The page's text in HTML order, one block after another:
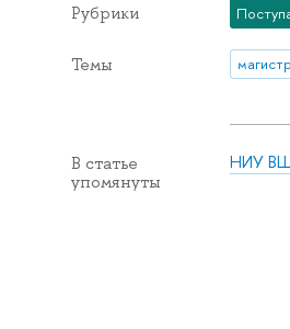
Рубрики
Темы
В статье
упомянуты
НИУ